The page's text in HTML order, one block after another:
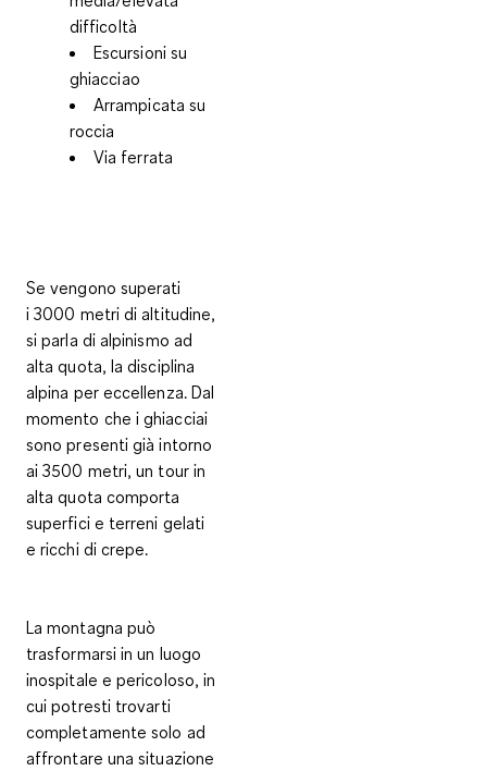
difficoltà
Escursioni su
ghiacciao
Arrampicata su
roccia
Via ferrata
Se vengono superati
i3000 metri di altitudine,
si parla di alpinismo ad
alta quota, la disciplina
alpina per eccellenza. Dal
momento che i ghiacciai
sono presenti già intorno
ai 3500 metri, un tour in
alta quota comporta
superfici e terreni gelati
e ricchi di crepe.
La montagna può
trasformarsi in un luogo
inospitale e pericoloso, in
cui potresti trovarti
completamente solo ad
affrontare una situazione